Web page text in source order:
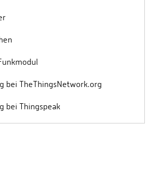
bei TheThingsNetwork.org
bei Thingspeak